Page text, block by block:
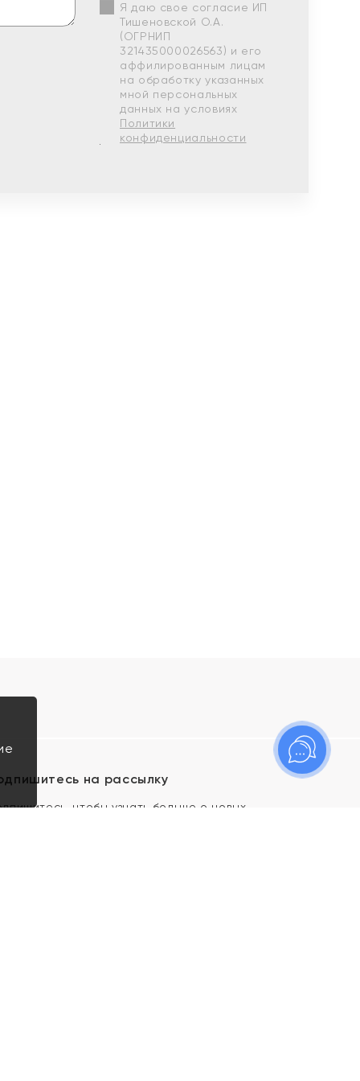
Я даю свое согласие ИП
Тишеновской О.А.
(ОГРНИП
321435000026563) и его
аффилированным лицам
на обработку указанных
мной персональных
данных на условиях
Политики
конфиденциальности
на рассылку
чтобы узнать больше о новых